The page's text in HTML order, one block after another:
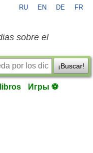
RU EN DE FR
sobre el
¡Buscar!
libros Игры ⚽